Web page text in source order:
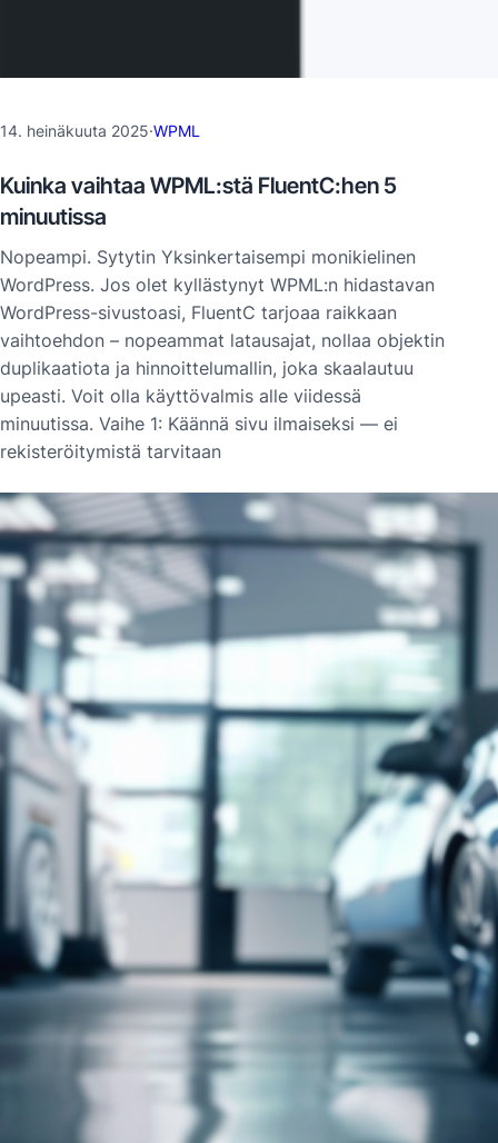
14. heinäkuuta 2025·WPML
Kuinka vaihtaa WPML:stä FluentC:hen 5
minuutissa
Nopeampi. Sytytin Yksinkertaisempi monikielinen
WordPress. Jos olet kyllästynyt WPML:n hidastavan
WordPress-sivustoasi, FluentC tarjoaa raikkaan
vaihtoehdon – nopeammat latausajat, nollaa objektin
duplikaatiota ja hinnoittelumallin, joka skaalautuu
upeasti. Voit olla käyttövalmis alle viidessä
minuutissa. Vaihe 1: Käännä sivu ilmaiseksi — ei
rekisteröitymistä tarvitaan